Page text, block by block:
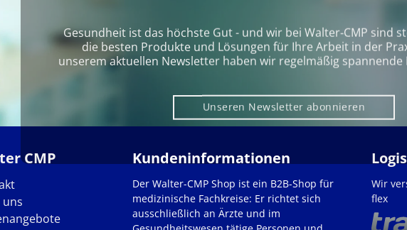
Gesundheit ist das höchste Gut - und wir bei Walter‑CMP sind
die besten Produkte und Lösungen für Ihre Arbeit in der
unserem aktuellen Newsletter haben wir regelmäßig spannende
Unseren Newsletter abonnieren
CMP Kundeninformationen
Der Walter-CMP Shop ist ein B2B-Shop für
medizinische Fachkreise: Er richtet sich
ausschließlich an Ärzte und im
Wir
flex